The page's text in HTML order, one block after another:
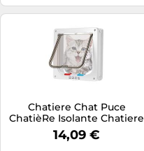
Chatiere Chat Puce
ChatièRe Isolante Chatiere
pour Chien Chatiere A
Puces ÉLéCtroniques
14,09 €